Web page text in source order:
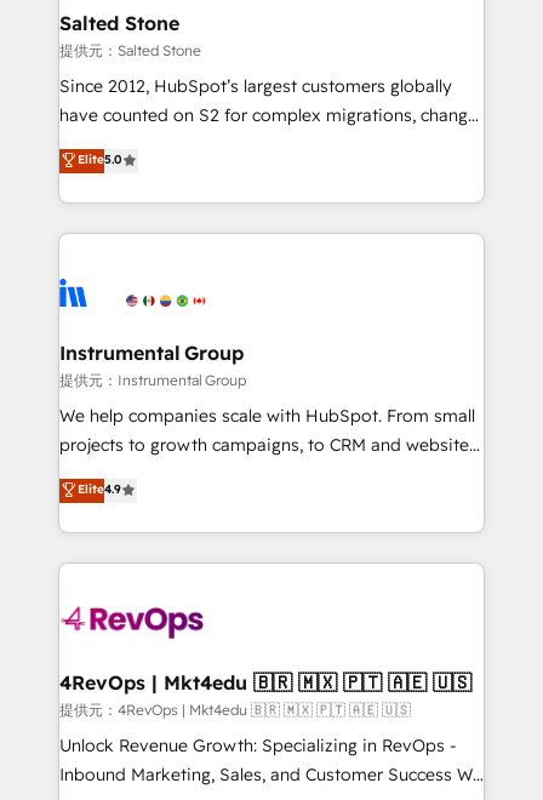
workflows that drive adoption from week one, in
your time zone. What we do: ➤ Onboarding: Live in
weeks, with workflows built around your business,
not a template. ➤ Migration: Move from any legacy
CRM. Zero downtime, full data integrity. ➤
Implementation: Configure HubSpot to run your
revenue process. Sales, marketing, and service wired
Ongoing Management: Monthly tune-ups, feature
rollouts, adoption coaching. Buying HubSpot,
built for the work.
Salted Stone
提供元：Salted Stone
Since 2012, HubSpot’s largest customers globally
have counted on S2 for complex migrations, change
management, systems integration, and creative
solutions that deliver measurable impact and
transform brand experiences As one of the few full-
service creative agencies in the HubSpot
winning design to build scalable, globally
marketing campaigns, & RevOps frameworks that
fuel long-term success We connect the entire
customer lifecycle through seamless integrations,
ensure long-term adoption with change-
and service to drive sustainable growth With 6 key
HubSpot accreditations and experience across
teams has worked with clients just like you Let’s
explore whether S2 is the partner you’ve been
looking for...and get your next big initiative moving!
Elite5.0
Instrumental Group
提供元：Instrumental Group
We help companies scale with HubSpot. From small
projects to growth campaigns, to CRM and websites.
Hire an agency that's experienced in every inch of
HubSpot and willing to work hand-in-hand with your
team to simplify the complex and build a better
experience for your team and customers.
Elite4.9
4RevOps | Mkt4edu 🇧🇷 🇲🇽 🇵🇹 🇦🇪 🇺🇸
提供元：4RevOps | Mkt4edu 🇧🇷 🇲🇽 🇵🇹 🇦🇪 🇺🇸
Unlock Revenue Growth: Specializing in RevOps -
Inbound Marketing, Sales, and Customer Success We